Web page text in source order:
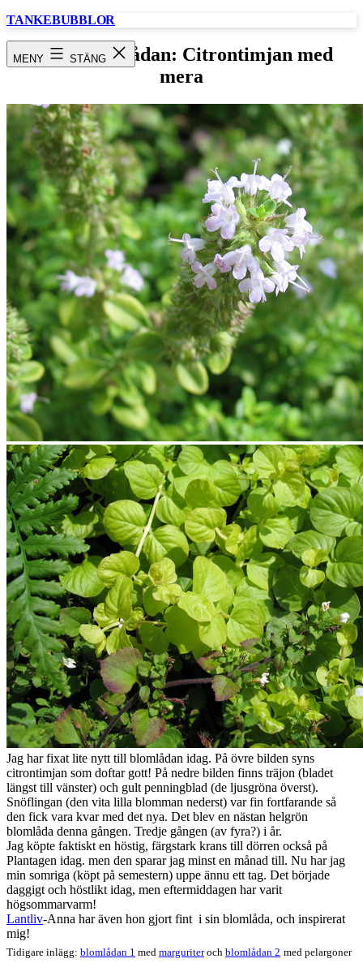
Hoppa
TANKEBUBBLOR
MENY STÄNG
Nytt i blomlådan: Citrontimjan med
mera
Jag har fixat lite nytt till blomlådan idag. På övre bilden syns
citrontimjan som doftar gott! På nedre bilden finns träjon (bladet
längst till vänster) och gult penningblad (de ljusgröna överst).
Snöflingan (den vita lilla blomman nederst) var fin fortfarande så
den fick vara kvar med det nya. Det blev en nästan helgrön
blomlåda denna gången. Tredje gången (av fyra?) i år.
Jag köpte faktiskt en höstig, färgstark krans till dörren också på
Plantagen idag. men den sparar jag minst en månad till. Nu har jag
min somriga (köpt på semestern) uppe ännu ett tag. Det började
daggigt och höstlikt idag, men eftermiddagen har varit
högsommarvarm!
Lantliv-Anna har även hon gjort fint i sin blomlåda, och inspirerat
mig!
Tidigare inlägg: blomlådan 1 med marguriteroch blomlådan 2 med pelargoner